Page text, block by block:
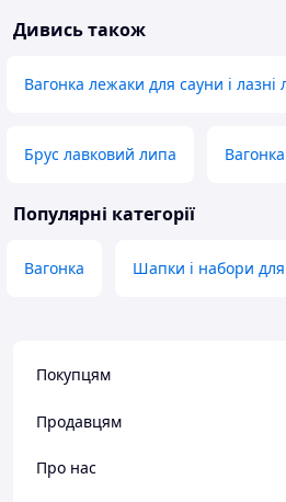
Дивись також
Вагонка лежаки для сауни і лазні
Брус лавковий липа
Популярні категорії
Вагонка Шапки і набори для
Покупцям
Продавцям
Про нас